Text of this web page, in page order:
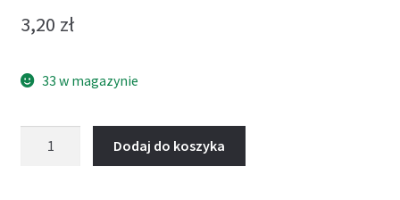
3,20 zł
33 w magazynie
Dodaj do koszyka